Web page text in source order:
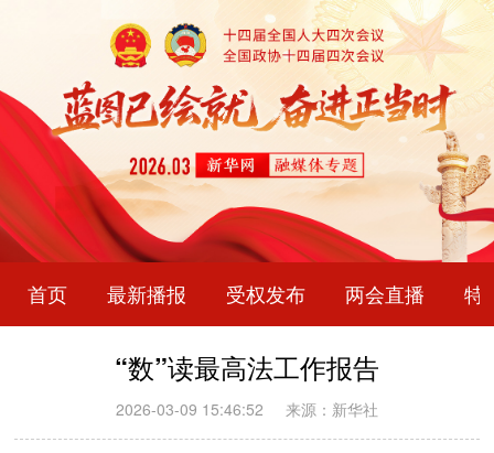
首页 最新播报 受权发布 两会直播 特
“数”读最高法工作报告
2026-03-09 15:46:52 来源：新华社